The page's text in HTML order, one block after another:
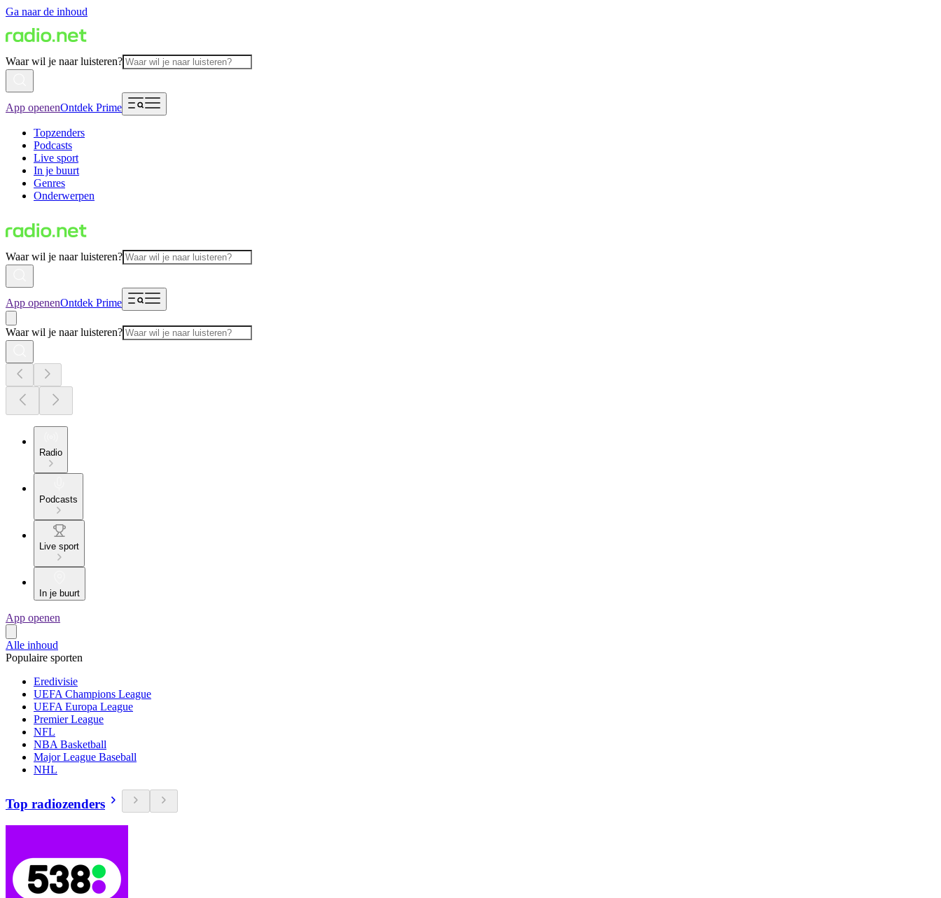
Ga naar de inhoud
Waar wil je naar luisteren?
App openenOntdek Prime
Topzenders
Podcasts
Live sport
In je buurt
Genres
Onderwerpen
Waar wil je naar luisteren?
App openenOntdek Prime
Waar wil je naar luisteren?
Radio
Podcasts
Live sport
In je buurt
App openen
Alle inhoud
Populaire sporten
Eredivisie
UEFA Champions League
UEFA Europa League
Premier League
NFL
NBA Basketball
Major League Baseball
NHL
Top radiozenders